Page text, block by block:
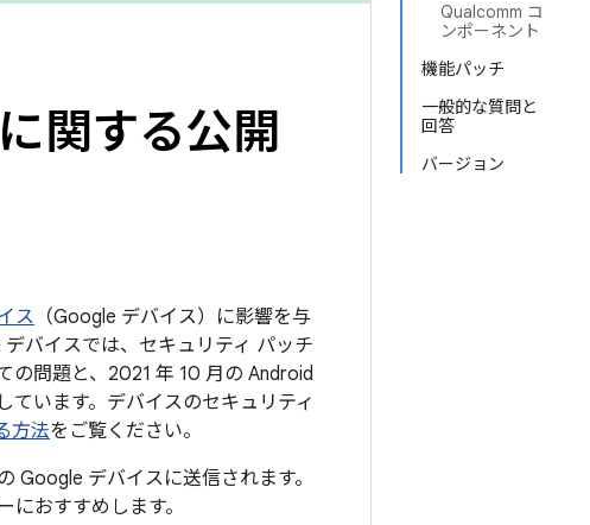
Qualcomm コ
ンポーネント
機能パッチ
一般的な質問と
回答
バージョン
関する公開
ス （Google デバイス）に影響を与
バイスでは、セキュリティ パッチ
の問題と、2021 年 10 月の Android
います。デバイスのセキュリティ
方法をご覧ください。
デバイスに送信されます。
おすすめします。